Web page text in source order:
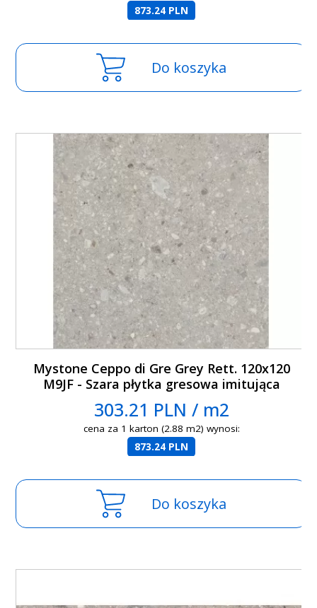
873.24 PLN
Do koszyka
Mystone Ceppo di Gre Grey Rett. 120x120
M9JF - Szara płytka gresowa imitująca
lastryko
303.21 PLN / m2
cena za 1 karton (2.88 m2) wynosi:
873.24 PLN
Do koszyka